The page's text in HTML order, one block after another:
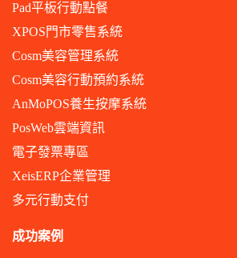
Pad平板行動點餐
XPOS門市零售系統
Cosm美容管理系統
Cosm美容行動預約系統
AnMoPOS養生按摩系統
PosWeb雲端資訊
電子發票專區
XeisERP企業管理
多元行動支付
成功案例